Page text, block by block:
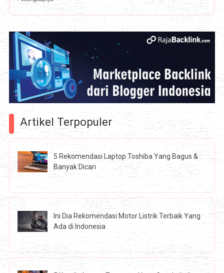
Artikel Terpopuler
5 Rekomendasi Laptop Toshiba Yang Bagus &
Banyak Dicari
Ini Dia Rekomendasi Motor Listrik Terbaik Yang
Ada di Indonesia